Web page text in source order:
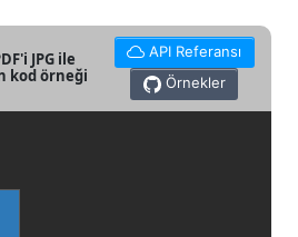
JPG ile
kod örneği
API Referansı
Örnekler